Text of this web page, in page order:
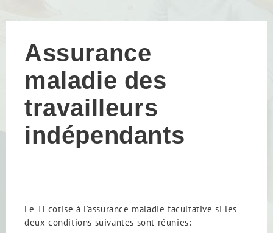
Assurance
maladie des
travailleurs
indépendants
Le TI cotise à l’assurance maladie facultative si les
deux conditions suivantes sont réunies: